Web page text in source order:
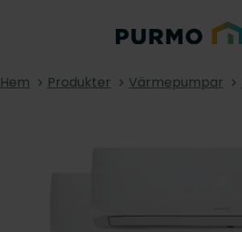
Hem Produkter Värmepumpar